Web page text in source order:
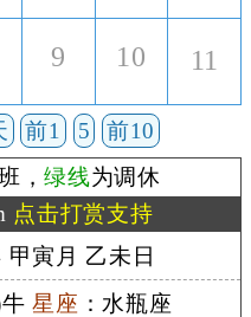
9 10 11
前1 5
前10
，绿线为调休
点击打赏支持
寅月 乙未日
牛星座 ：水瓶座